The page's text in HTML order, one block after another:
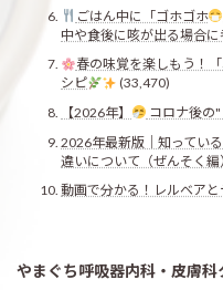
ごはん中に「ゴホゴホ
中や食後に咳が出る場合
春の味覚を楽しもう！
シピ
(33,470)
【2026年】
コロナ後の
2026年最新版｜知ってい
違いについて（ぜんそく編
動画で分かる！レルベア
やまぐち呼吸器内科・皮膚科